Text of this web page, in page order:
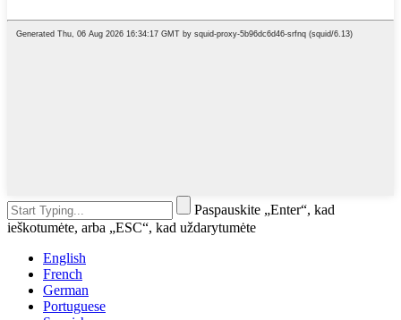
Paspauskite „Enter“, kad
ieškotumėte, arba „ESC“, kad uždarytumėte
English
French
German
Portuguese